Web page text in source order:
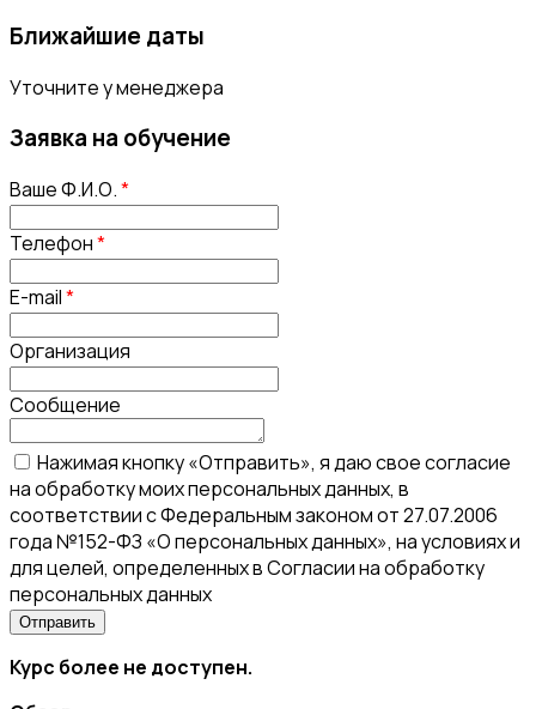
Ближайшие даты
Уточните у менеджера
Заявка на обучение
Ваше Ф.И.О.*
Телефон*
E-mail*
Организация
Сообщение
Нажимая кнопку «Отправить», я даю свое согласие
на обработку моих персональных данных, в
соответствии с Федеральным законом от 27.07.2006
года №152-ФЗ «О персональных данных», на условиях и
для целей, определенных в Согласии на обработку
персональных данных
Курс более не доступен.